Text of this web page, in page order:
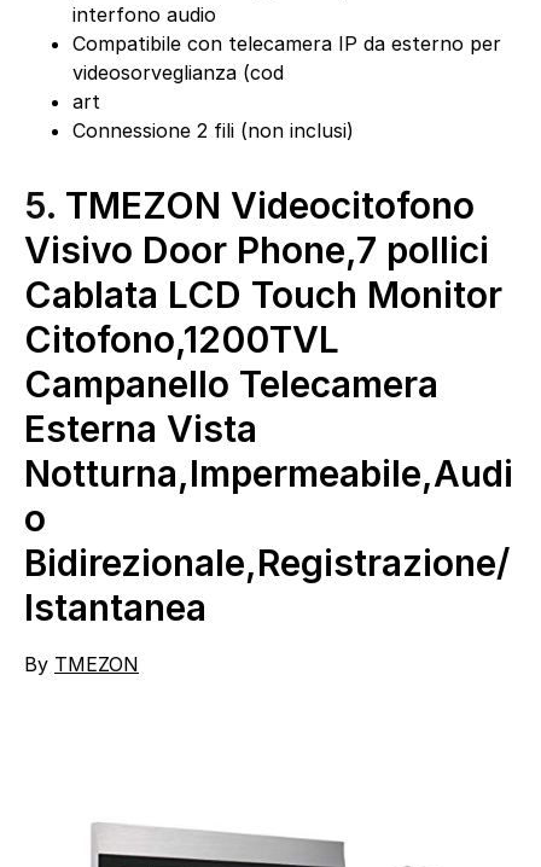
interfono audio
Compatibile con telecamera IP da esterno per
videosorveglianza (cod
art
Connessione 2 fili (non inclusi)
5. TMEZON Videocitofono
Visivo Door Phone,7 pollici
Cablata LCD Touch Monitor
Citofono,1200TVL
Campanello Telecamera
Esterna Vista
Notturna,Impermeabile,Audi
o
Bidirezionale,Registrazione/
Istantanea
By TMEZON